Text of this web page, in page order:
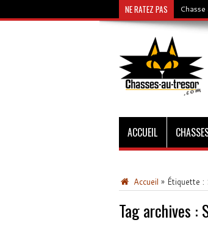
NE RATEZ PAS
ACCUEIL
Accueil » Étiquette :
Tag archives :